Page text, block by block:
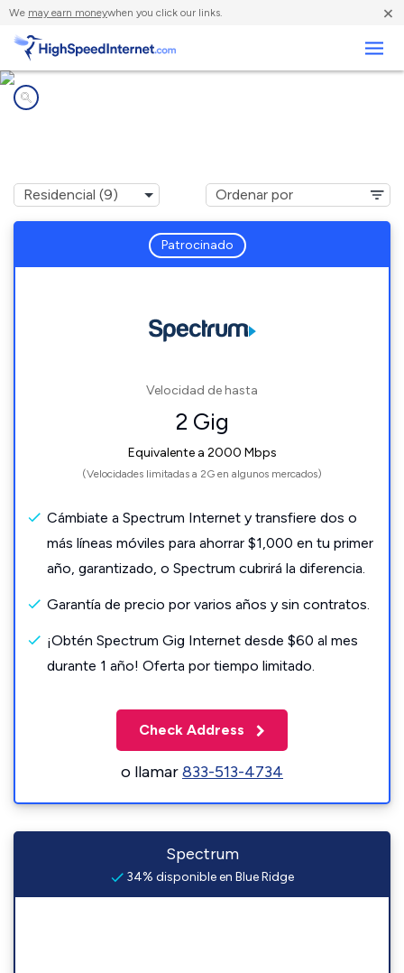
We may earn moneywhen you click our links. ×
Patrocinado
Velocidad de hasta
2 Gig
Equivalente a 2000 Mbps
(Velocidades limitadas a 2G en algunos mercados)
Cámbiate a Spectrum Internet y transfiere dos o
más líneas móviles para ahorrar $1,000 en tu primer
año, garantizado, o Spectrum cubrirá la diferencia.
Garantía de precio por varios años y sin contratos.
¡Obtén Spectrum Gig Internet desde $60 al mes
durante 1 año! Oferta por tiempo limitado.
Check Address
o llamar833-513-4734
Spectrum
34% disponible en Blue Ridge